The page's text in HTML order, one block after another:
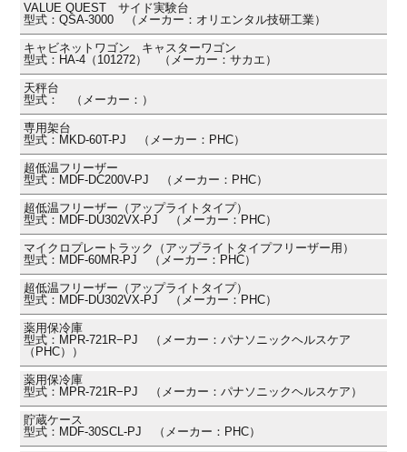
VALUE QUEST サイド実験台
型式：QSA-3000 （メーカー：オリエンタル技研工業）
キャビネットワゴン キャスターワゴン
型式：HA-4（101272） （メーカー：サカエ）
天秤台
型式： （メーカー：）
専用架台
型式：MKD-60T-PJ （メーカー：PHC）
超低温フリーザー
型式：MDF-DC200V-PJ （メーカー：PHC）
超低温フリーザー（アップライトタイプ）
型式：MDF-DU302VX-PJ （メーカー：PHC）
マイクロプレートラック（アップライトタイプフリーザー用）
型式：MDF-60MR-PJ （メーカー：PHC）
超低温フリーザー（アップライトタイプ）
型式：MDF-DU302VX-PJ （メーカー：PHC）
薬用保冷庫
型式：MPR-721R−PJ （メーカー：パナソニックヘルスケア
（PHC））
薬用保冷庫
型式：MPR-721R−PJ （メーカー：パナソニックヘルスケア）
貯蔵ケース
型式：MDF-30SCL-PJ （メーカー：PHC）